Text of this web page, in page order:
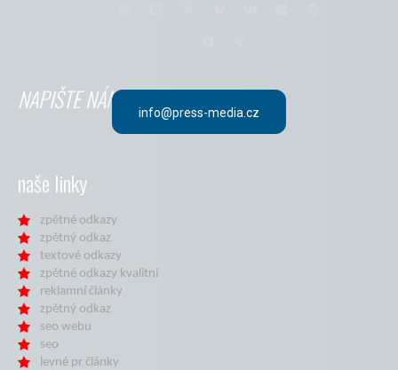
NAPIŠTE NÁM info@press-media.cz
naše linky
zpětné odkazy
zpětný odkaz
textové odkazy
zpětné odkazy kvalitní
reklamní články
zpětný odkaz
seo webu
seo
levné pr články